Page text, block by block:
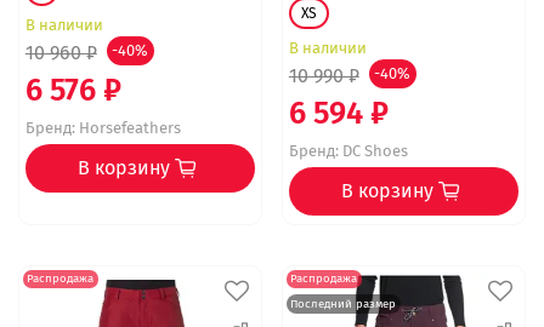
В наличии
10 960 ₽ -40%
6 576 ₽
Бренд:Horsefeathers
В корзину
XS
В наличии
10 990 ₽ -40%
6 594 ₽
Бренд:DC Shoes
В корзину
Распродажа
Распродажа
Последний размер